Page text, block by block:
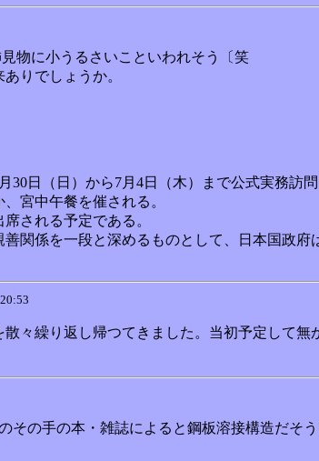
物に小うるさいこといわれそう〔笑
りでしょうか。
日（日）から7月4日（木）まで公式実務訪
宮中午餐を催される。
される予定である。
係を一段と深めるものとして、日本国政府
々繰り返し帰つてきました。当初予定して
の手の本・雑誌によると鋼板溶接構造だそう